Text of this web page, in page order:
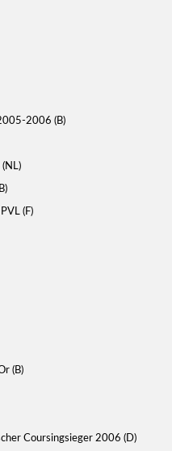
2006 (B)
(F)
(B)
Coursingsieger 2006 (D)